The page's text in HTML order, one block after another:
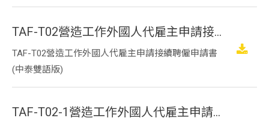
TAF-T02營造工作外國人代雇主申請接續聘僱申請書(中泰雙語版)
TAF-T02營造工作外國人代雇主申請接續聘僱申請書
(中泰雙語版)
TAF-T02-1營造工作外國人代雇主申請期滿轉換申請書(中泰雙語版)